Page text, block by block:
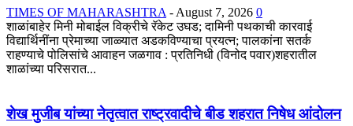
TIMES OF MAHARASHTRA - August 7, 2026 0
शाळांबाहेर मिनी मोबाईल विक्रीचे रॅकेट उघड; दामिनी पथकाची कारवाई
विद्यार्थिनींना प्रेमाच्या जाळ्यात अडकविण्याचा प्रयत्न; पालकांना सतर्क
राहण्याचे पोलिसांचे आवाहन जळगाव : प्रतिनिधी (विनोद पवार)शहरातील
शाळांच्या परिसरात...
शेख मुजीब यांच्या नेतृत्वात राष्ट्रवादीचे बीड शहरात निषेध आंदोलन